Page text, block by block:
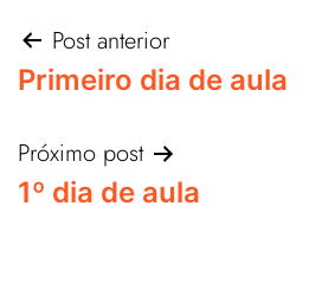
Post anterior
Primeiro dia de aula
Próximo post
1º dia de aula